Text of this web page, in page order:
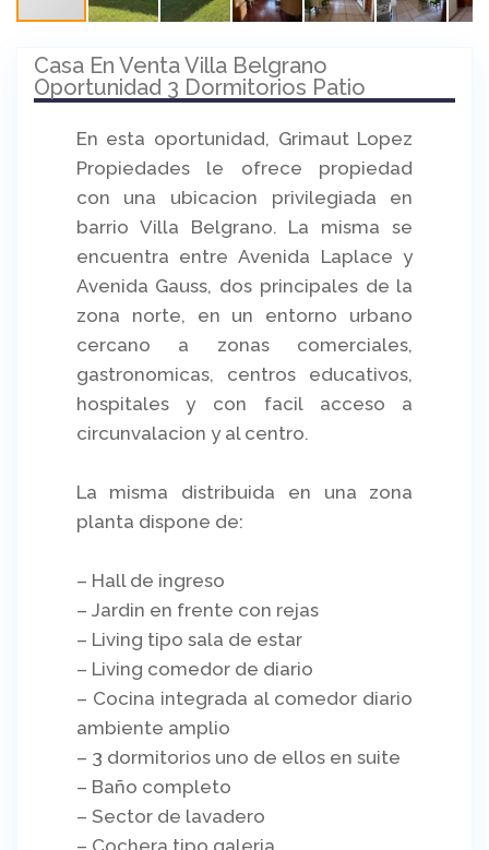
Casa En Venta Villa Belgrano
Oportunidad 3 Dormitorios Patio
En esta oportunidad, Grimaut Lopez
Propiedades le ofrece propiedad
con una ubicacion privilegiada en
barrio Villa Belgrano. La misma se
encuentra entre Avenida Laplace y
Avenida Gauss, dos principales de la
zona norte, en un entorno urbano
cercano a zonas comerciales,
gastronomicas, centros educativos,
hospitales y con facil acceso a
circunvalacion y al centro.
La misma distribuida en una zona
planta dispone de:
– Hall de ingreso
– Jardin en frente con rejas
– Living tipo sala de estar
– Living comedor de diario
– Cocina integrada al comedor diario
ambiente amplio
– 3 dormitorios uno de ellos en suite
– Baño completo
– Sector de lavadero
– Cochera tipo galeria